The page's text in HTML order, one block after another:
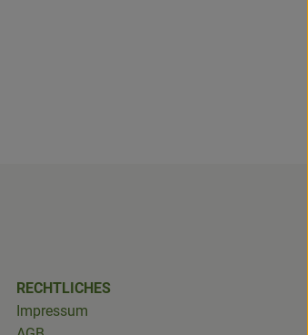
RECHTLICHES
Impressum